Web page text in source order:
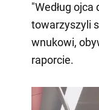
"Według
towarzyszyli
wnukowi,
raporcie.